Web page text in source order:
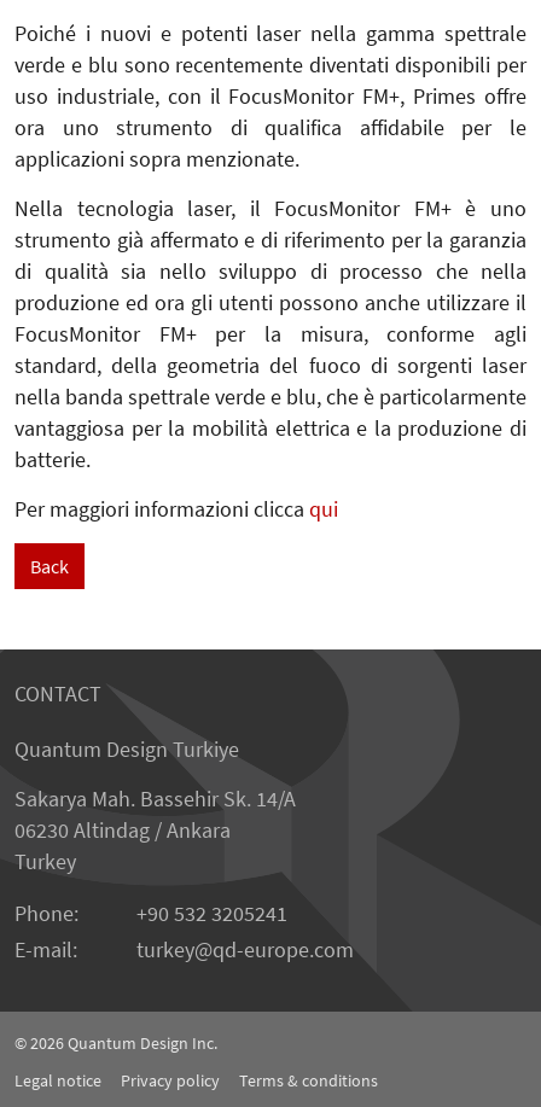
Poiché i nuovi e potenti laser nella gamma spettrale
verde e blu sono recentemente diventati disponibili per
uso industriale, con il FocusMonitor FM+, Primes offre
ora uno strumento di qualifica affidabile per le
applicazioni sopra menzionate.
Nella tecnologia laser, il FocusMonitor FM+ è uno
strumento già affermato e di riferimento per la garanzia
di qualità sia nello sviluppo di processo che nella
produzione ed ora gli utenti possono anche utilizzare il
FocusMonitor FM+ per la misura, conforme agli
standard, della geometria del fuoco di sorgenti laser
nella banda spettrale verde e blu, che è particolarmente
vantaggiosa per la mobilità elettrica e la produzione di
batterie.
Per maggiori informazioni clicca qui
Back
CONTACT
Quantum Design Turkiye
Sakarya Mah. Bassehir Sk. 14/A
06230 Altindag / Ankara
Turkey
Phone:
+90 532 3205241
E-mail:
turkey qd-europe.com
© 2026Quantum Design Inc.
Legal notice
Privacy policy Terms & conditions